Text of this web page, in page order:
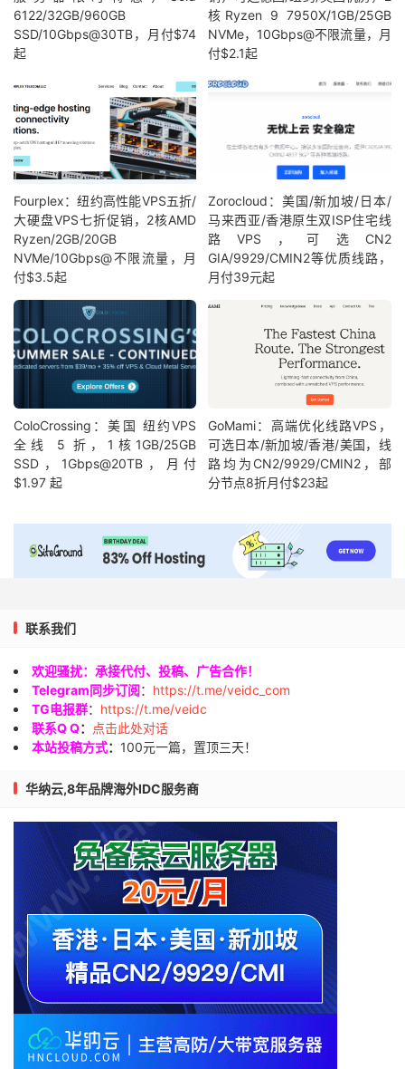
6122/32GB/960GB
SSD/10Gbps@30TB，月付$74
起
核Ryzen 9 7950X/1GB/25GB
NVMe，10Gbps@不限流量，月
付$2.1起
Fourplex：纽约高性能VPS五折/
大硬盘VPS七折促销，2核AMD
Ryzen/2GB/20GB
NVMe/10Gbps@不限流量，月
付$3.5起
Zorocloud：美国/新加坡/日本/
马来西亚/香港原生双ISP住宅线
路VPS，可选CN2
GIA/9929/CMIN2等优质线路，
月付39元起
ColoCrossing：美国 纽约VPS
全线 5 折，1核1GB/25GB
SSD，1Gbps@20TB，月付
$1.97 起
GoMami：高端优化线路VPS，
可选日本/新加坡/香港/美国，线
路均为CN2/9929/CMIN2，部
分节点8折月付$23起
联系我们
欢迎骚扰：承接代付、投稿、广告合作！
Telegram同步订阅： https://t.me/veidc_com
TG电报群： https://t.me/veidc
联系Q Q：
点击此处对话
本站投稿方式： 100元一篇，置顶三天！
华纳云,8年品牌海外IDC服务商